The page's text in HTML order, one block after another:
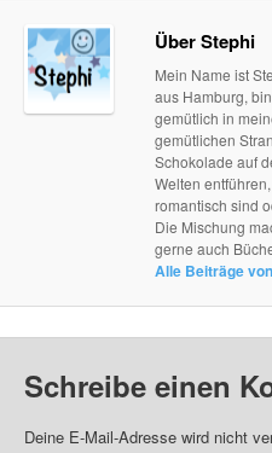
Über Stephi
Mein Name ist
aus Hamburg,
gemütlich in
gemütlichen
Schokolade auf
Welten
romantisch sind
Die Mischung
gerne auch
Alle Beiträge
Schreibe einen
Deine E-Mail-Adresse wird nicht